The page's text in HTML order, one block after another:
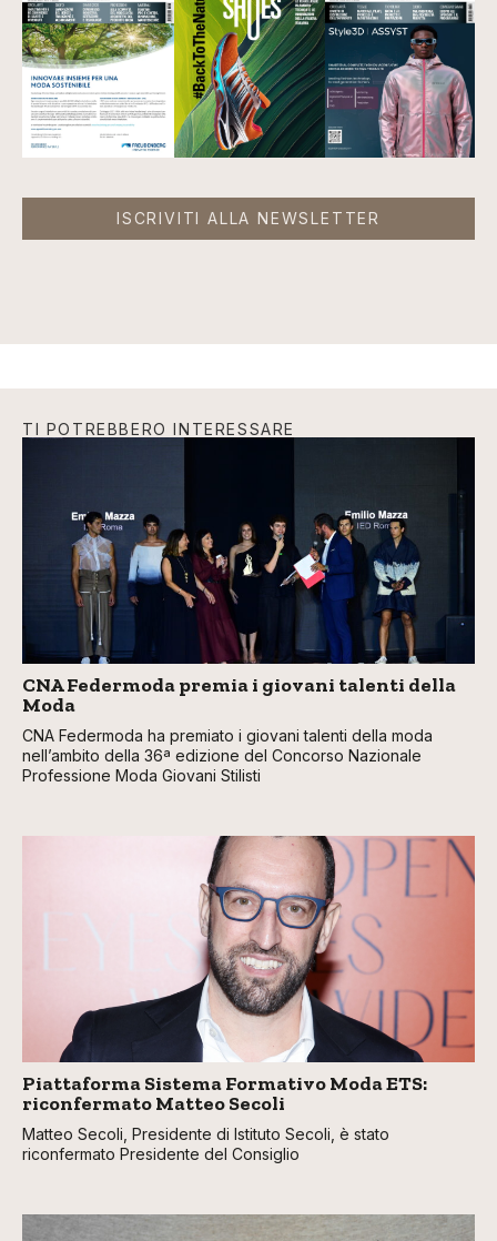
ISCRIVITI ALLA NEWSLETTER
TI POTREBBERO INTERESSARE
CNA Federmoda premia i giovani talenti della
Moda
CNA Federmoda ha premiato i giovani talenti della moda
nell’ambito della 36ª edizione del Concorso Nazionale
Professione Moda Giovani Stilisti
Piattaforma Sistema Formativo Moda ETS:
riconfermato Matteo Secoli
Matteo Secoli, Presidente di Istituto Secoli, è stato
riconfermato Presidente del Consiglio